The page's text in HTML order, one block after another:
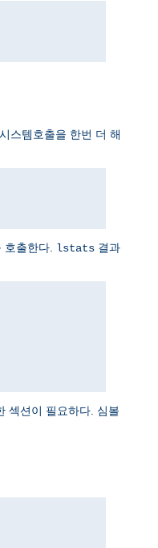
스템호출을 한번 더 해
호출한다. lstats 결과
섹션이 필요하다. 심볼